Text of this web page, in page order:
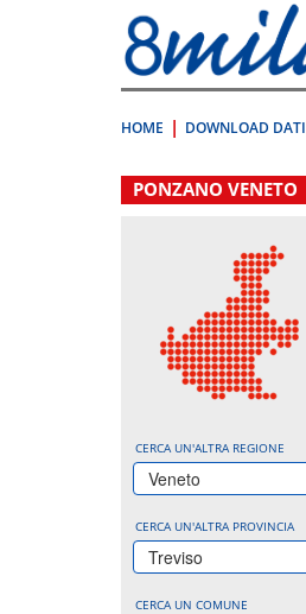
direttamente
a:
Contenuto
HOME DOWNLOAD DATI
.
PONZANO VENETO
CERCA UN'ALTRA REGIONE
Veneto
CERCA UN'ALTRA PROVINCIA
Treviso
CERCA UN COMUNE